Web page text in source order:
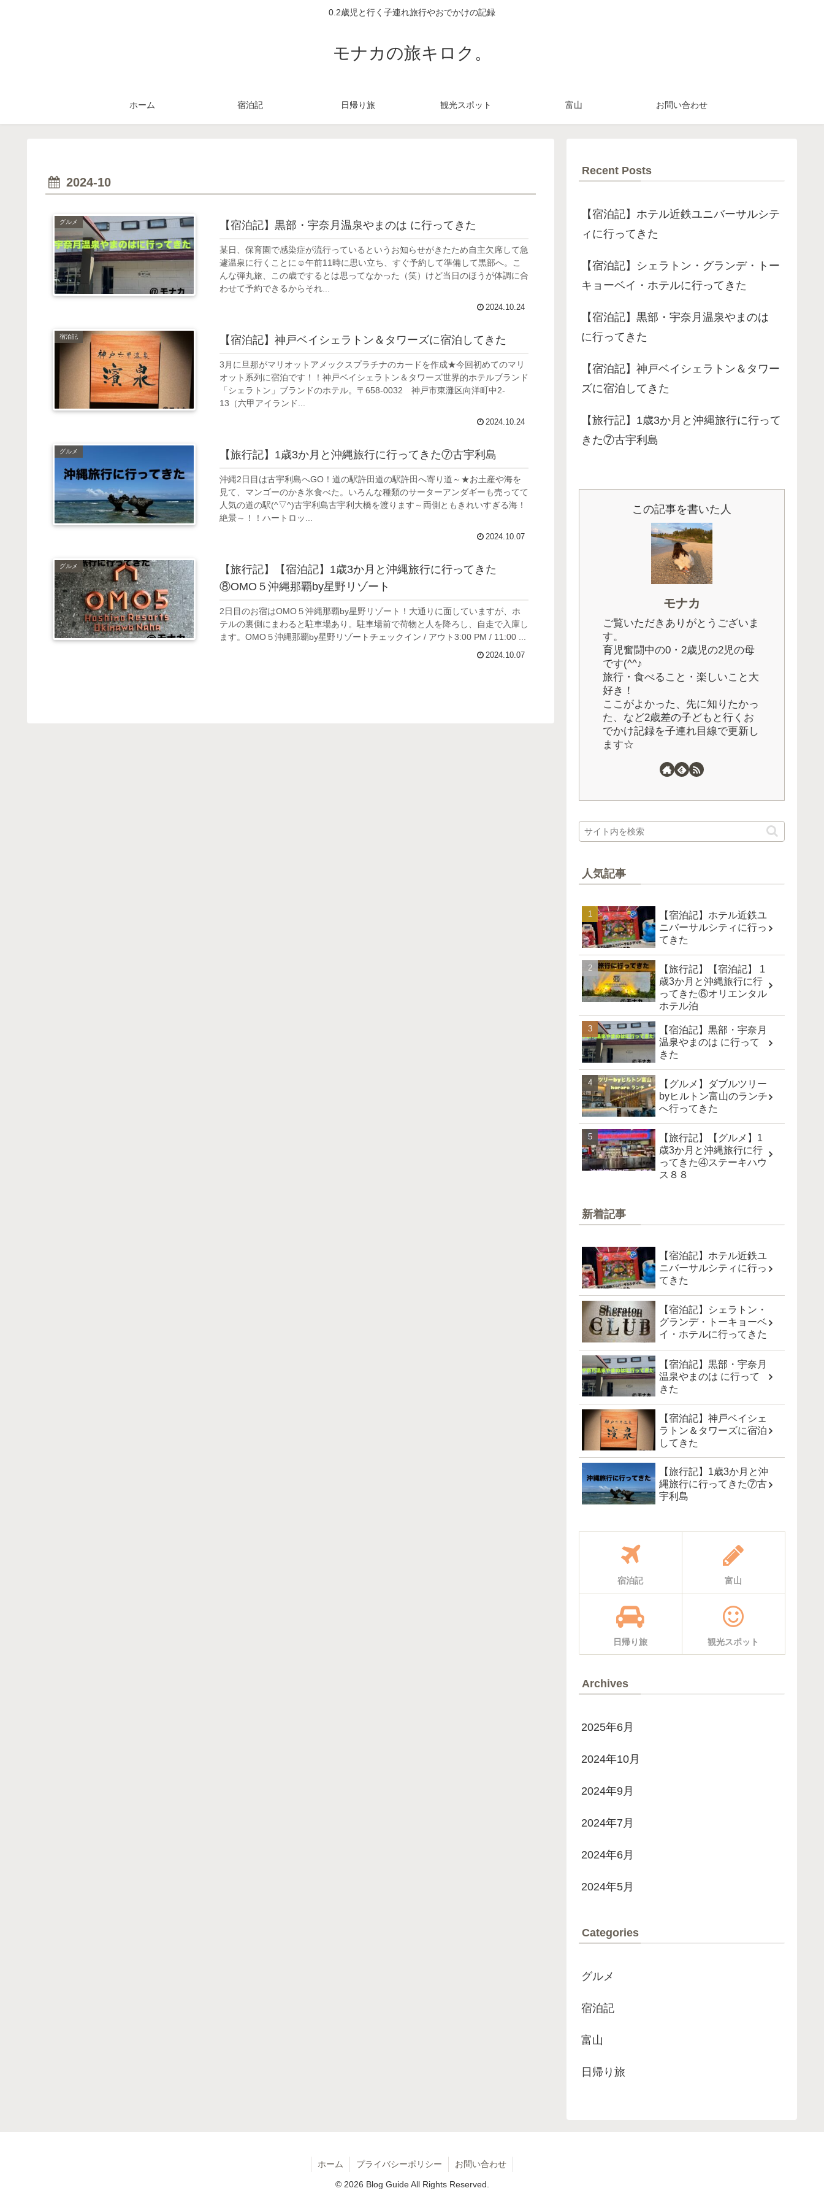
0.2歳児と行く子連れ旅行やおでかけの記録
モナカの旅キロク。
ホーム 宿泊記 日帰り旅 観光スポット 富山 お問い合わせ
2024-10
グルメ 【宿泊記】黒部・宇奈月温泉やまのは に行ってきた
某日、保育園で感染症が流行っているというお知らせがきたため自主欠席して急
遽温泉に行くことに☺午前11時に思い立ち、すぐ予約して準備して黒部へ。こ
んな弾丸旅、この歳でするとは思ってなかった（笑）けど当日のほうが体調に合
わせて予約できるからそれ...
2024.10.24
宿泊記 【宿泊記】神戸ベイシェラトン＆タワーズに宿泊してきた
3月に旦那がマリオットアメックスプラチナのカードを作成★今回初めてのマリ
オット系列に宿泊です！！神戸ベイシェラトン＆タワーズ世界的ホテルブランド
「シェラトン」ブランドのホテル。〒658-0032 神戸市東灘区向洋町中2-
13（六甲アイランド...
2024.10.24
グルメ 【旅行記】1歳3か月と沖縄旅行に行ってきた⑦古宇利島
沖縄2日目は古宇利島へGO！道の駅許田道の駅許田へ寄り道～★お土産や海を
見て、マンゴーのかき氷食べた。いろんな種類のサーターアンダギーも売ってて
人気の道の駅(^▽^)古宇利島古宇利大橋を渡ります～両側ともきれいすぎる海！
絶景～！！ハートロッ...
2024.10.07
グルメ
【旅行記】【宿泊記】1歳3か月と沖縄旅行に行ってきた
⑧OMO５沖縄那覇by星野リゾート
2日目のお宿はOMO５沖縄那覇by星野リゾート！大通りに面していますが、ホ
テルの裏側にまわると駐車場あり。駐車場前で荷物と人を降ろし、自走で入庫し
ます。OMO５沖縄那覇by星野リゾートチェックイン / アウト3:00 PM / 11:00 ...
2024.10.07
Recent Posts
【宿泊記】ホテル近鉄ユニバーサルシテ
ィに行ってきた
【宿泊記】シェラトン・グランデ・トー
キョーベイ・ホテルに行ってきた
【宿泊記】黒部・宇奈月温泉やまのは
に行ってきた
【宿泊記】神戸ベイシェラトン＆タワー
ズに宿泊してきた
【旅行記】1歳3か月と沖縄旅行に行って
きた⑦古宇利島
この記事を書いた人
モナカ
ご覧いただきありがとうございま
す。
育児奮闘中の0・2歳児の2児の母
です(^^♪
旅行・食べること・楽しいこと大
好き！
ここがよかった、先に知りたかっ
た、など2歳差の子どもと行くお
でかけ記録を子連れ目線で更新し
ます☆
人気記事
【宿泊記】ホテル近鉄ユ
ニバーサルシティに行っ
てきた
【旅行記】【宿泊記】 1
歳3か月と沖縄旅行に行
ってきた⑥オリエンタル
ホテル泊
【宿泊記】黒部・宇奈月
温泉やまのは に行って
きた
【グルメ】ダブルツリー
byヒルトン富山のランチ
へ行ってきた
【旅行記】【グルメ】1
歳3か月と沖縄旅行に行
ってきた④ステーキハウ
ス８８
新着記事
【宿泊記】ホテル近鉄ユ
ニバーサルシティに行っ
てきた
【宿泊記】シェラトン・
グランデ・トーキョーベ
イ・ホテルに行ってきた
【宿泊記】黒部・宇奈月
温泉やまのは に行って
きた
【宿泊記】神戸ベイシェ
ラトン＆タワーズに宿泊
してきた
【旅行記】1歳3か月と沖
縄旅行に行ってきた⑦古
宇利島
宿泊記 富山
日帰り旅 観光スポット
Archives
2025年6月
2024年10月
2024年9月
2024年7月
2024年6月
2024年5月
Categories
グルメ
宿泊記
富山
日帰り旅
ホーム プライバシーポリシー お問い合わせ
© 2026 Blog Guide All Rights Reserved.